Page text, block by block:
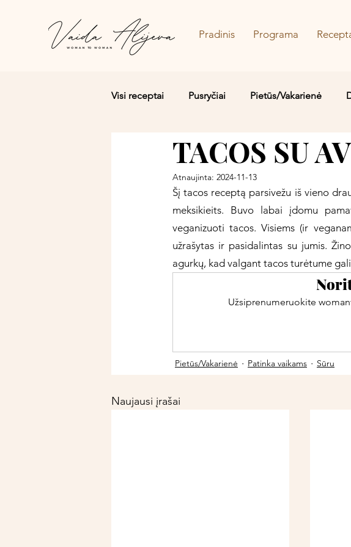
Pradinis Programa
Visi receptai Pusryčiai Pietūs/Vakarienė
Salotos/Budos dubenėliai Sriubos/Troškiniai
TACOS SU
Atnaujinta: 2024-11-13
Šį tacos receptą parsivežu iš vieno
meksikieits. Buvo labai įdomu
veganizuoti tacos. Visiems (ir
užrašytas ir pasidalintas su jumis.
agurkų, kad valgant tacos turėtume
Užsiprenumeruokite
Pietūs/Vakarienė Patinka vaikams Sūru
Naujausi įrašai